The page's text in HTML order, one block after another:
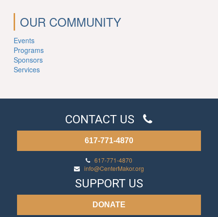
OUR COMMUNITY
Events
Programs
Sponsors
Services
CONTACT US
617-771-4870
617-771-4870
info@CenterMakor.org
SUPPORT US
DONATE